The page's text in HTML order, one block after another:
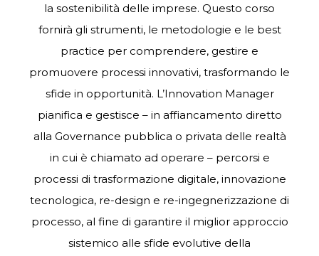
la sostenibilità delle imprese. Questo corso
fornirà gli strumenti, le metodologie e le best
practice per comprendere, gestire e
promuovere processi innovativi, trasformando le
sfide in opportunità. L’Innovation Manager
pianifica e gestisce – in affiancamento diretto
alla Governance pubblica o privata delle realtà
in cui è chiamato ad operare – percorsi e
processi di trasformazione digitale, innovazione
tecnologica, re-design e re-ingegnerizzazione di
processo, al fine di garantire il miglior approccio
sistemico alle sfide evolutive della